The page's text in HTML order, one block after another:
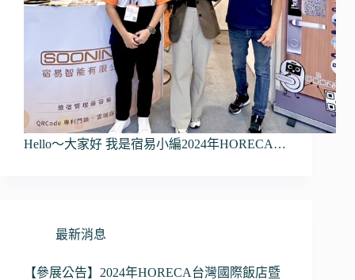
Hello～大家好 我是宿易小編2024年HORECA…
最新消息
【參展公告】2024年HORECA台灣國際飯店暨